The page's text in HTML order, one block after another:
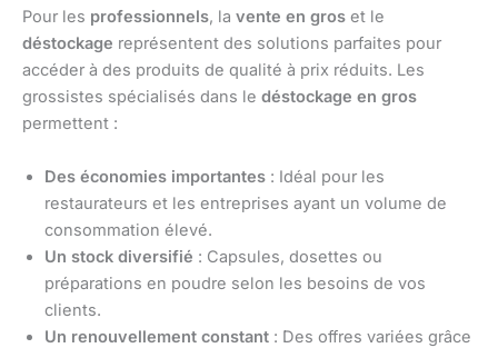
Pour les professionnels, la vente en gros et le
déstockage représentent des solutions parfaites pour
accéder à des produits de qualité à prix réduits. Les
grossistes spécialisés dans le déstockage en gros
permettent :
Des économies importantes : Idéal pour les
restaurateurs et les entreprises ayant un volume de
consommation élevé.
Un stock diversifié : Capsules, dosettes ou
préparations en poudre selon les besoins de vos
clients.
Un renouvellement constant : Des offres variées grâce